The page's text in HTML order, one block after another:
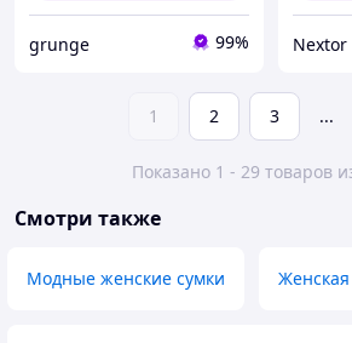
grunge 99% Nextor
1 2 3 ...
Показано 1 - 29 товаров
Смотри также
Модные женские сумки Женская